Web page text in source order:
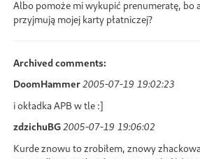
Albo pomoże mi wykupić prenumeratę, bo
przyjmują mojej karty płatniczej?
Archived comments:
DoomHammer2005-07-19 19:02:23
i okładka APB w tle :]
zdzichuBG2005-07-19 19:06:02
Kurde znowu to zrobiłem, znowy